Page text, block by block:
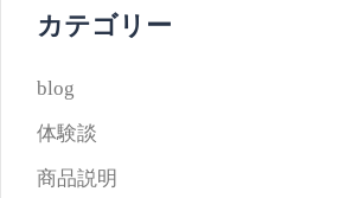
カテゴリー
blog
体験談
商品説明